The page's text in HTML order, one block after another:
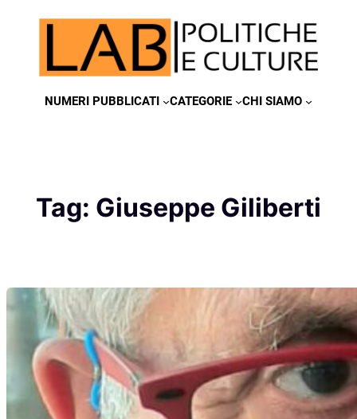
NUMERI PUBBLICATI CATEGORIE CHI SIAMO
Tag: Giuseppe Giliberti